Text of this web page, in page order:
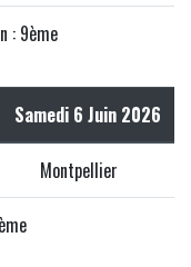
: 9ème
Samedi 6 Juin 2026
Montpellier